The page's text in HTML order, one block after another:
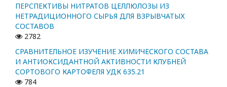
ПЕРСПЕКТИВЫ НИТРАТОВ ЦЕЛЛЮЛОЗЫ ИЗ
НЕТРАДИЦИОННОГО СЫРЬЯ ДЛЯ ВЗРЫВЧАТЫХ
СОСТАВОВ
2782
СРАВНИТЕЛЬНОЕ ИЗУЧЕНИЕ ХИМИЧЕСКОГО СОСТАВА
И АНТИОКСИДАНТНОЙ АКТИВНОСТИ КЛУБНЕЙ
СОРТОВОГО КАРТОФЕЛЯ УДК 635.21
784